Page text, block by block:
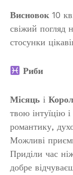
Висновок 10
свіжий погляд
стосунки
Риби
Місяць і
твою інтуїцію
романтику,
Можливі
Приділи час
добре